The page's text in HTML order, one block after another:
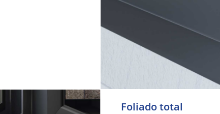
Foliado total